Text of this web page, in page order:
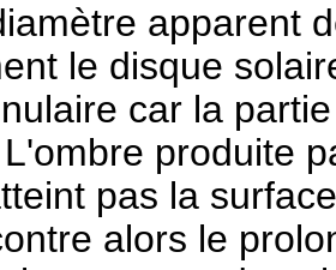
apparent
le disque
car la
produite
pas la
alors le